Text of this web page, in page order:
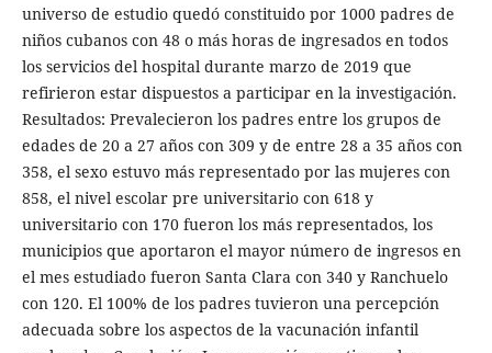
universo de estudio quedó constituido por 1000 padres de
niños cubanos con 48 o más horas de ingresados en todos
los servicios del hospital durante marzo de 2019 que
refirieron estar dispuestos a participar en la investigación.
Resultados: Prevalecieron los padres entre los grupos de
edades de 20 a 27 años con 309 y de entre 28 a 35 años con
358, el sexo estuvo más representado por las mujeres con
858, el nivel escolar pre universitario con 618 y
universitario con 170 fueron los más representados, los
municipios que aportaron el mayor número de ingresos en
el mes estudiado fueron Santa Clara con 340 y Ranchuelo
con 120. El 100% de los padres tuvieron una percepción
adecuada sobre los aspectos de la vacunación infantil